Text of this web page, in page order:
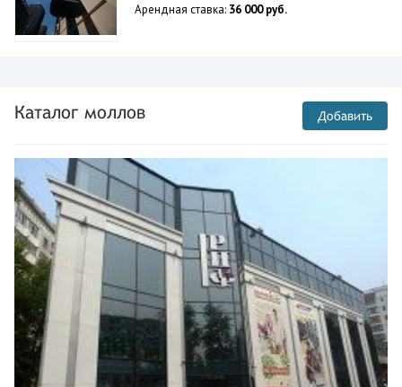
Арендная ставка: 36 000 руб.
Каталог моллов Добавить